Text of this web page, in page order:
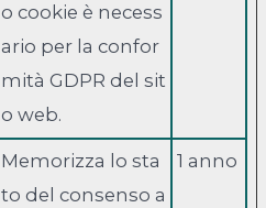
o cookie è necess
ario per la confor
mità GDPR del sit
o web.
Memorizza lo sta
to del consenso a
1 anno